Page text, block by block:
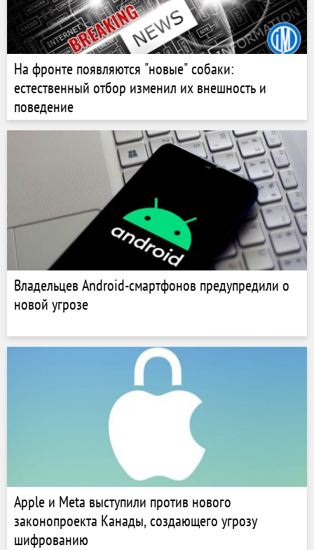
На фронте появляются "новые" собаки:
естественный отбор изменил их внешность и
поведение
Владельцев Android-смартфонов предупредили о
новой угрозе
Apple и Meta выступили против нового
законопроекта Канады, создающего угрозу
шифрованию